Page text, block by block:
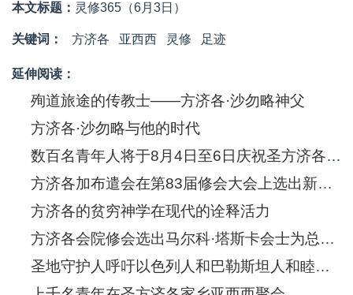
本文标题： 灵修365（6月3日）
关键词： 方济各 亚西西 灵修 足迹
延伸阅读：
殉道旅途的传教士——方济各·沙勿略神父
方济各·沙勿略与他的时代
数百名青年人将于8月4日至6日庆祝圣方济各·沙勿略诞生五百年
方济各加布遣会在第83届修会大会上选出新的总会长
方济各的贫穷神学在现代的诠释活力
方济各会院修会选出马尔科·塔斯卡会士为总会长
圣地守护人呼吁以色列人和巴勒斯坦人和睦共处